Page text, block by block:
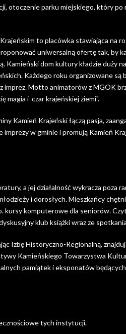
otoczenie parku miejskiego, który po
to placówka stawiająca na
uniwersalną ofertę tak, by
Kamieński dom kultury kładzie duży
Każdego roku organizowane są
Motto animatorów z MGOK
magia i czar krajeńskiej ziemi".
Kamień Krajeński łączą pasja,
w gminie i promują Kamień
a jej działalność wykracza poza
i dorosłych. Mieszkańcy
komputerowe dla seniorów.
klub książki wraz ze
Izbę Historyczno-Regionalną,
Kamieńskiego Towarzystwa
pamiątek i eksponatów
tych instytucji.